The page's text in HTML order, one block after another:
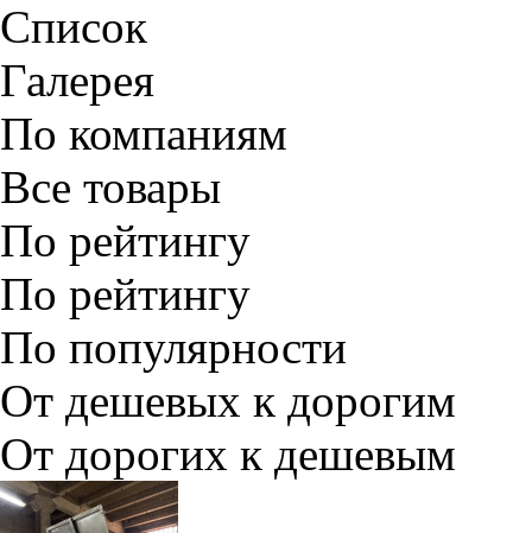
Список
Галерея
По компаниям
Все товары
По рейтингу
По рейтингу
По популярности
От дешевых к дорогим
От дорогих к дешевым